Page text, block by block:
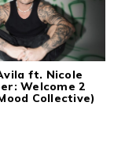
ft. Nicole
Welcome 2
Collective)